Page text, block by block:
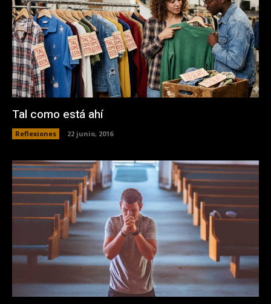
Tal como está ahí
Reflexiones 22 junio, 2016